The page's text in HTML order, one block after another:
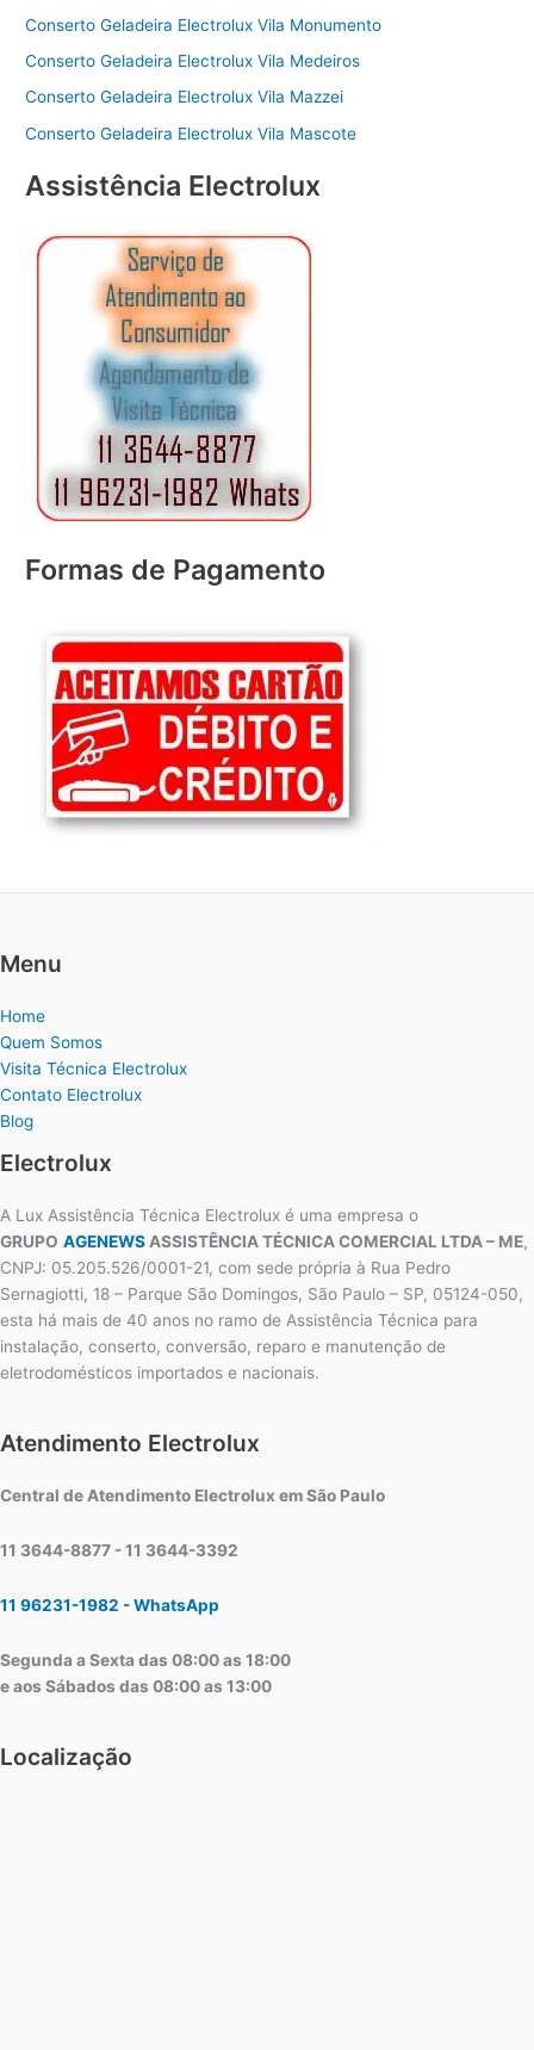
Conserto Geladeira Electrolux Vila Monumento
Conserto Geladeira Electrolux Vila Medeiros
Conserto Geladeira Electrolux Vila Mazzei
Conserto Geladeira Electrolux Vila Mascote
Assistência Electrolux
Formas de Pagamento
Menu
Home
Quem Somos
Visita Técnica Electrolux
Contato Electrolux
Blog
Electrolux
A Lux Assistência Técnica Electrolux é uma empresa o
GRUPO AGENEWS ASSISTÊNCIA TÉCNICA COMERCIAL LTDA – ME,
CNPJ: 05.205.526/0001-21, com sede própria à Rua Pedro
Sernagiotti, 18 – Parque São Domingos, São Paulo – SP, 05124-050,
esta há mais de 40 anos no ramo de Assistência Técnica para
instalação, conserto, conversão, reparo e manutenção de
eletrodomésticos importados e nacionais.
Atendimento Electrolux
Central de Atendimento Electrolux em São Paulo
11 3644-8877 - 11 3644-3392
11 96231-1982 - WhatsApp
Segunda a Sexta das 08:00 as 18:00
e aos Sábados das 08:00 as 13:00
Localização